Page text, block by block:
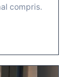
compris.